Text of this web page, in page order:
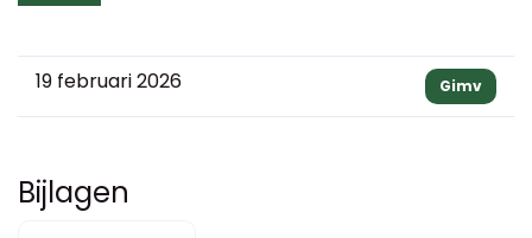
19 februari 2026 Gimv
Bijlagen